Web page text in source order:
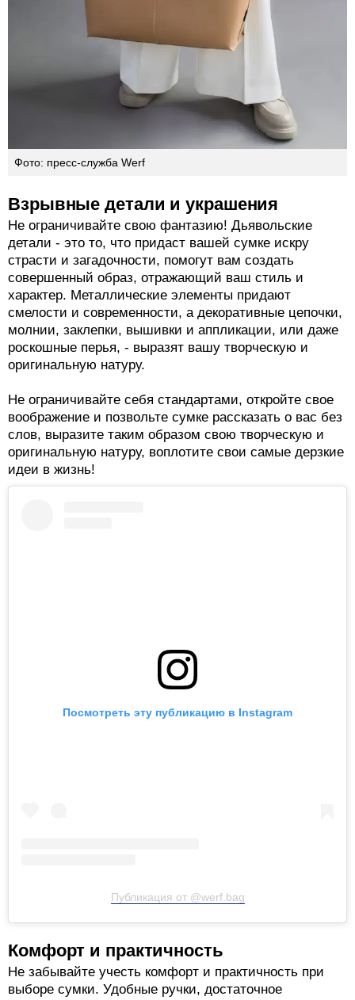
Фото: пресс-служба Werf
Взрывные детали и украшения
Не ограничивайте свою фантазию! Дьявольские
детали - это то, что придаст вашей сумке искру
страсти и загадочности, помогут вам создать
совершенный образ, отражающий ваш стиль и
характер. Металлические элементы придают
смелости и современности, а декоративные цепочки,
молнии, заклепки, вышивки и аппликации, или даже
роскошные перья, - выразят вашу творческую и
оригинальную натуру.
Не ограничивайте себя стандартами, откройте свое
воображение и позвольте сумке рассказать о вас без
слов, выразите таким образом свою творческую и
оригинальную натуру, воплотите свои самые дерзкие
идеи в жизнь!
Посмотреть эту публикацию в Instagram
Публикация от @werf.bag
Комфорт и практичность
Не забывайте учесть комфорт и практичность при
выборе сумки. Удобные ручки, достаточное